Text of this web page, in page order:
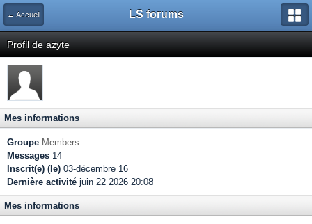
← Accueil LS forums
Profil de azyte
Mes informations
Groupe Members
Messages 14
Inscrit(e) (le) 03-décembre 16
Dernière activité juin 22 2026 20:08
Mes informations